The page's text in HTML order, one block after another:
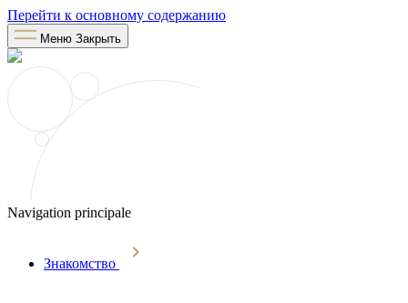
Перейти к основному содержанию
Меню Закрыть
Navigation principale
Знакомство